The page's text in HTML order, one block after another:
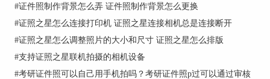
然后我们可以进行背景处理操作。进入背景处理界面，我们利用
可以通过鼠标滚轮调节。然后选择一个我们需要的背景颜色，单
击处理，就可以完成操作了。
#证件照制作背景怎么弄 证件照制作背景怎么更换
#证照之星怎么连接打印机 证照之星连接相机总是连接断开
#证照之星怎么调整照片的大小和尺寸 证照之星怎么排版
#支持证照之星联机拍摄的相机设备
#考研证件照可以自己用手机拍吗？考研证件照p过可以通过审核